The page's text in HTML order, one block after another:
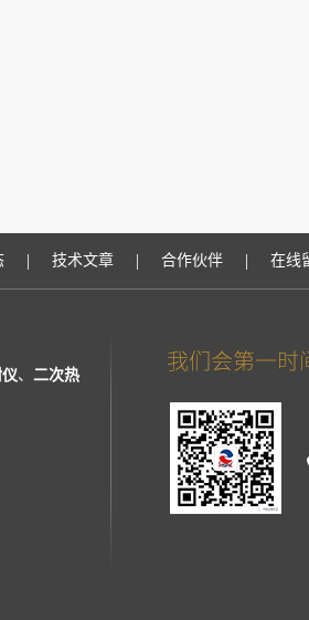
| 技术文章 | 合作伙伴 | 在线
、 二次热